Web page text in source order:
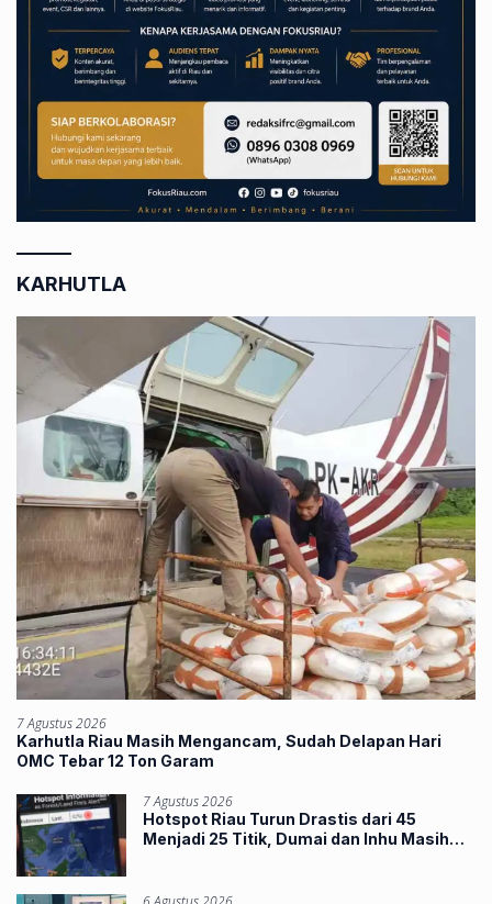
KARHUTLA
7 Agustus 2026
Karhutla Riau Masih Mengancam, Sudah Delapan Hari
OMC Tebar 12 Ton Garam
7 Agustus 2026
Hotspot Riau Turun Drastis dari 45
Menjadi 25 Titik, Dumai dan Inhu Masih